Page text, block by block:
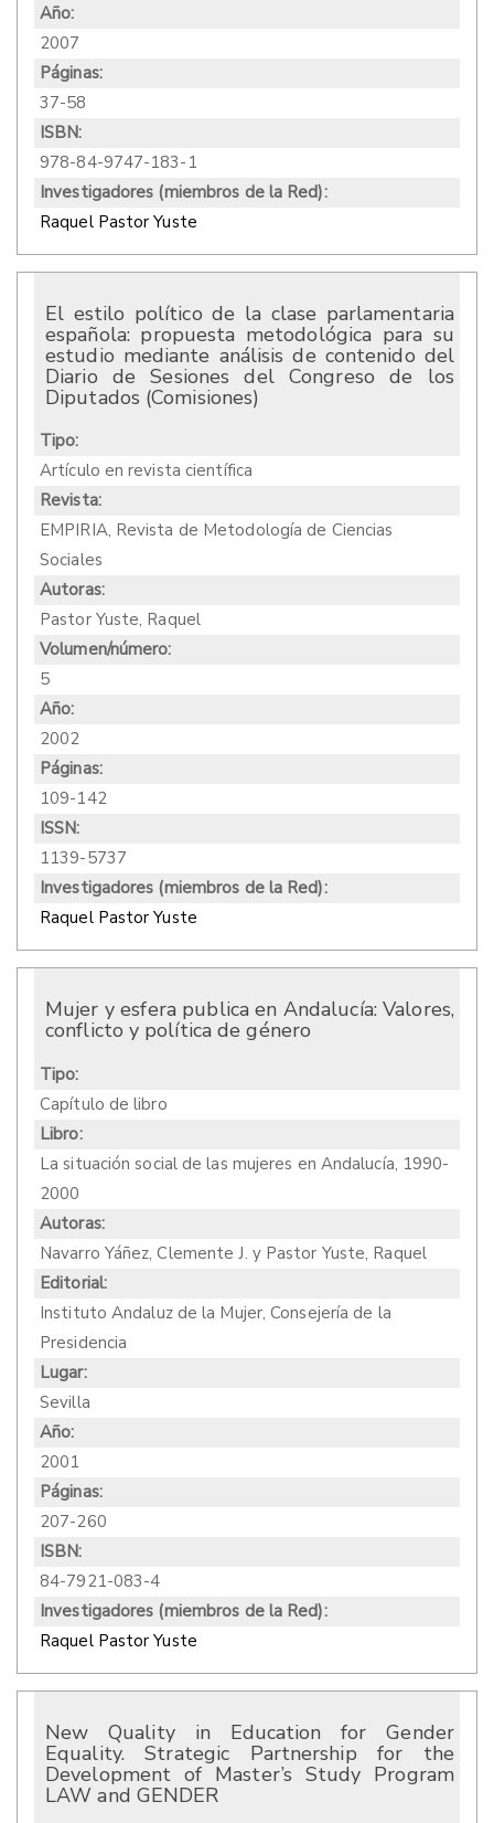
Año:
2007
Páginas:
37-58
ISBN:
978-84-9747-183-1
Investigadores (miembros de la Red):
Raquel Pastor Yuste
El estilo político de la clase parlamentaria
española: propuesta metodológica para su
estudio mediante análisis de contenido del
Diario de Sesiones del Congreso de los
Diputados (Comisiones)
Tipo:
Artículo en revista científica
Revista:
EMPIRIA, Revista de Metodología de Ciencias
Sociales
Autoras:
Pastor Yuste, Raquel
Volumen/número:
5
Año:
2002
Páginas:
109-142
ISSN:
1139-5737
Investigadores (miembros de la Red):
Raquel Pastor Yuste
Mujer y esfera publica en Andalucía: Valores,
conflicto y política de género
Tipo:
Capítulo de libro
Libro:
La situación social de las mujeres en Andalucía, 1990-
2000
Autoras:
Navarro Yáñez, Clemente J. y Pastor Yuste, Raquel
Editorial:
Instituto Andaluz de la Mujer, Consejería de la
Presidencia
Lugar:
Sevilla
Año:
2001
Páginas:
207-260
ISBN:
84-7921-083-4
Investigadores (miembros de la Red):
Raquel Pastor Yuste
New Quality in Education for Gender
Equality. Strategic Partnership for the
Development of Master’s Study Program
LAW and GENDER